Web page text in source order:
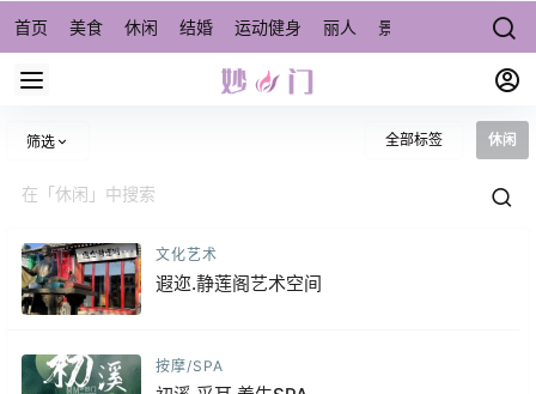
首页 美食 休闲 结婚 运动健身 丽人 景点/周边游 宠物
筛选 全部标签 休闲
文化艺术
遐迩.静莲阁艺术空间
按摩/SPA